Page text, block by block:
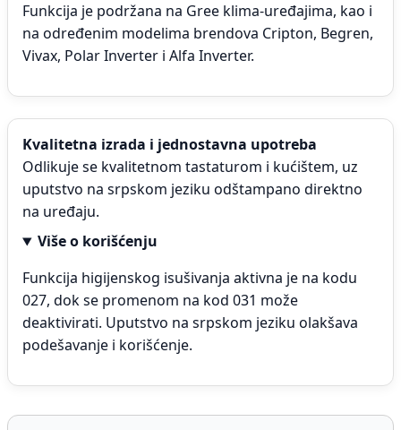
Funkcija je podržana na Gree klima-uređajima, kao i
na određenim modelima brendova Cripton, Begren,
Vivax, Polar Inverter i Alfa Inverter.
Kvalitetna izrada i jednostavna upotreba
Odlikuje se kvalitetnom tastaturom i kućištem, uz
uputstvo na srpskom jeziku odštampano direktno
na uređaju.
Više o korišćenju
Funkcija higijenskog isušivanja aktivna je na kodu
027, dok se promenom na kod 031 može
deaktivirati. Uputstvo na srpskom jeziku olakšava
podešavanje i korišćenje.